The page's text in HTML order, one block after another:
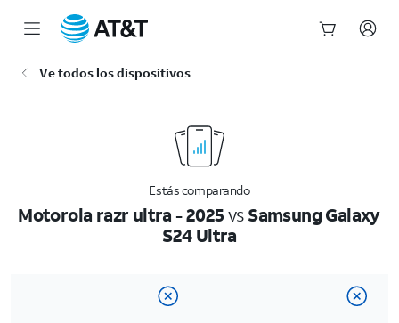
Ve todos los dispositivos
Estás comparando
Motorola razr ultra - 2025vsSamsung Galaxy
S24 Ultra